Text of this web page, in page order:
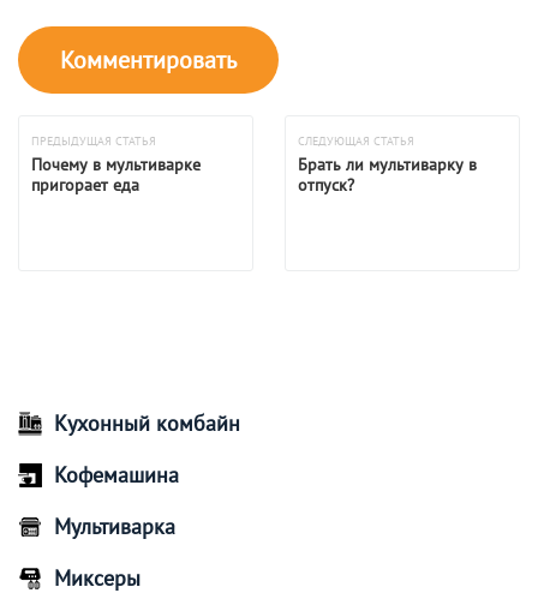
ПРЕДЫДУЩАЯ СТАТЬЯ
Почему в мультиварке
пригорает еда
СЛЕДУЮЩАЯ СТАТЬЯ
Брать ли мультиварку в
отпуск?
Кухонный комбайн
Кофемашина
Мультиварка
Миксеры